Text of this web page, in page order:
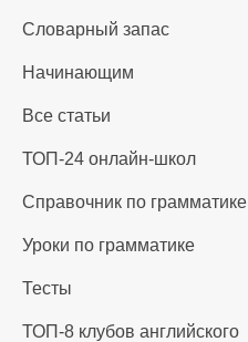
Словарный запас
Начинающим
Все статьи
ТОП-24 онлайн-школ
Справочник по грамматике
Уроки по грамматике
Тесты
ТОП-8 клубов английского